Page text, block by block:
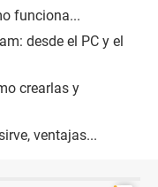
funciona...
desde el PC y el
crearlas y
ventajas...